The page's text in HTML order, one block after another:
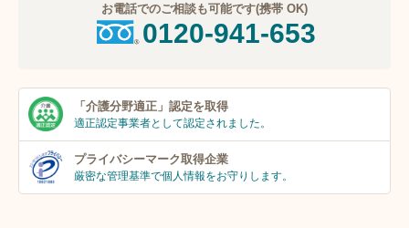
お電話でのご相談も可能です(携帯 OK)
0120-941-653
「介護分野適正」 認定を取得
適正認定事業者として認定されました。
プライバシーマーク取得企業
厳密な管理基準で個人情報をお守りします。